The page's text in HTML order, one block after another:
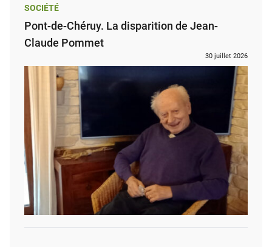
SOCIÉTÉ
Pont-de-Chéruy. La disparition de Jean-
Claude Pommet
30 juillet 2026